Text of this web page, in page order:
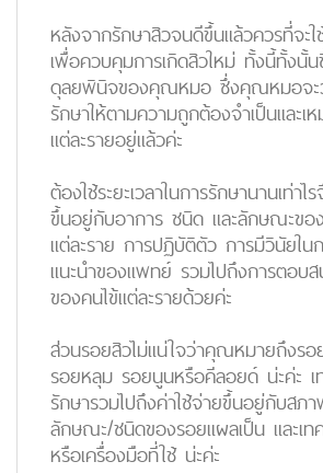
หลังจากรักษาสิวจนดีขึ้นแล้วควรที่จะ
เพื่อควบคุมการเกิดสิวใหม่ ทั้งนี้ทั้งนั้
ดุลยพินิจของคุณหมอ ซึ่งคุณหมอจะ
รักษาให้ตามความถูกต้องจำเป็นและเ
แต่ละรายอยู่แล้วค่ะ
ต้องใช้ระยะเวลาในการรักษานานเท่า
ขึ้นอยู่กับอาการ ชนิด และลักษณะขอ
แต่ละราย การปฏิบัติตัว การมีวินัยใน
แนะนำของแพทย์ รวมไปถึงการตอบ
ของคนไข้แต่ละรายด้วยค่ะ
ส่วนรอยสิวไม่แน่ใจว่าคุณหมายถึงร
รอยหลุม รอยนูนหรือคีลอยด์ น่ะค่ะ
รักษารวมไปถึงค่าใช้จ่ายขึ้นอยู่กับส
ลักษณะ/ชนิดของรอยแผลเป็น และเท
หรือเครื่องมือที่ใช้ น่ะค่ะ